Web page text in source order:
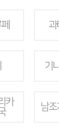
과
기
카
남